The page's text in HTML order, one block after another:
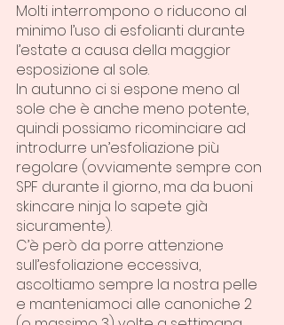
Molti interrompono o riducono al
minimo l’uso di esfolianti durante
l’estate a causa della maggior
esposizione al sole.
In autunno ci si espone meno al
sole che è anche meno potente,
quindi possiamo ricominciare ad
introdurre un’esfoliazione più
regolare (ovviamente sempre con
SPF durante il giorno, ma da buoni
skincare ninja lo sapete già
sicuramente).
C’è però da porre attenzione
sull’esfoliazione eccessiva,
ascoltiamo sempre la nostra pelle
e manteniamoci alle canoniche 2